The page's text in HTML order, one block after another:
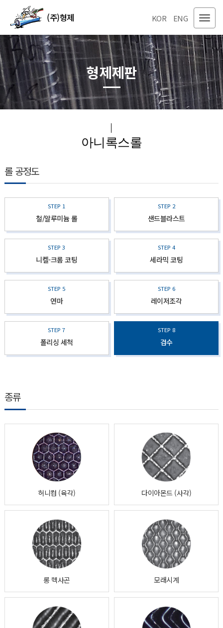
(주)형제 KOR ENG
형제제판
아니록스롤
롤 공정도
STEP 1
철/알루미늄 롤
STEP 2
샌드블라스트
STEP 3
니켈-크롬 코팅
STEP 4
세라믹 코팅
STEP 5
연마
STEP 6
레이저조각
STEP 7
폴리싱 세척
STEP 8
검수
종류
허니컴 (육각) 다이아몬드 (사각)
롱 헥사곤 모래시계